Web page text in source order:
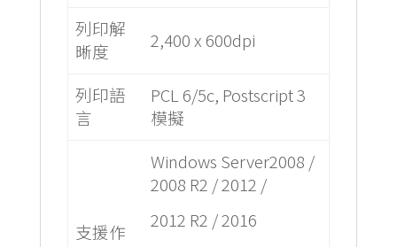
列印解
晰度
2,400 x 600dpi
列印語
言
PCL 6/5c, Postscript 3
模擬
支援作
Windows Server2008 /
2008 R2 / 2012 /
2012 R2 / 2016